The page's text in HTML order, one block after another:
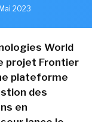
2023
World
projet Frontier
plateforme
des
en